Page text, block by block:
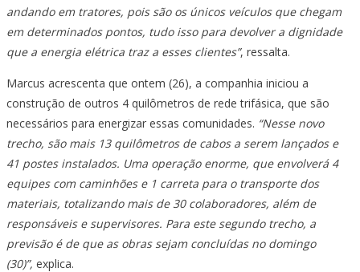
andando em tratores, pois são os únicos veículos que chegam
em determinados pontos, tudo isso para devolver a dignidade
que a energia elétrica traz a esses clientes”, ressalta.
Marcus acrescenta que ontem (26), a companhia iniciou a
construção de outros 4 quilômetros de rede trifásica, que são
necessários para energizar essas comunidades. “Nesse novo
trecho, são mais 13 quilômetros de cabos a serem lançados e
41 postes instalados. Uma operação enorme, que envolverá 4
equipes com caminhões e 1 carreta para o transporte dos
materiais, totalizando mais de 30 colaboradores, além de
responsáveis e supervisores. Para este segundo trecho, a
previsão é de que as obras sejam concluídas no domingo
(30)”, explica.